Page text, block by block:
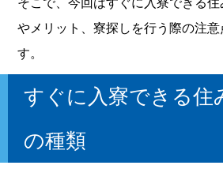
やメリット、寮探しを行う際の注意
す。
すぐに入寮できる住
の種類